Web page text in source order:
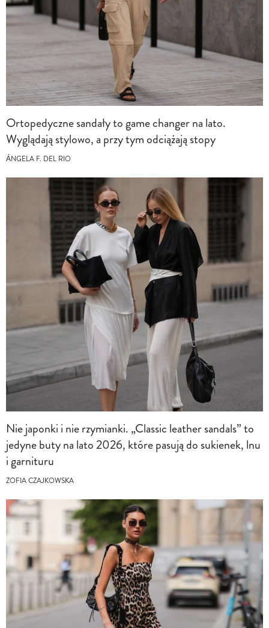
Ortopedyczne sandały to game changer na lato.
Wyglądają stylowo, a przy tym odciążają stopy
ÁNGELA F. DEL RIO
Nie japonki i nie rzymianki. „Classic leather sandals” to
jedyne buty na lato 2026, które pasują do sukienek, lnu
i garnituru
ZOFIA CZAJKOWSKA